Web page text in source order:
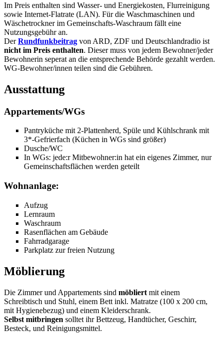
Im Preis enthalten sind Wasser- und Energiekosten, Flurreinigung
sowie Internet-Flatrate (LAN). Für die Waschmaschinen und
Wäschetrockner im Gemeinschafts-Waschraum fällt eine
Nutzungsgebühr an.
DerRundfunkbeitrag von ARD, ZDF und Deutschlandradio ist
nicht im Preis enthalten. Dieser muss von jedem Bewohner/jeder
Bewohnerin seperat an die entsprechende Behörde gezahlt werden.
WG-Bewohner/innen teilen sind die Gebühren.
Ausstattung
Appartements/WGs
Pantryküche mit 2-Plattenherd, Spüle und Kühlschrank mit
3*-Gefrierfach (Küchen in WGs sind größer)
Dusche/WC
In WGs: jede:r Mitbewohner:in hat ein eigenes Zimmer, nur
Gemeinschaftsflächen werden geteilt
Wohnanlage:
Aufzug
Lernraum
Waschraum
Rasenflächen am Gebäude
Fahrradgarage
Parkplatz zur freien Nutzung
Möblierung
Die Zimmer und Appartements sind möbliert mit einem
Schreibtisch und Stuhl, einem Bett inkl. Matratze (100 x 200 cm,
mit Hygienebezug) und einem Kleiderschrank.
Selbst mitbringen solltet ihr Bettzeug, Handtücher, Geschirr,
Besteck, und Reinigungsmittel.